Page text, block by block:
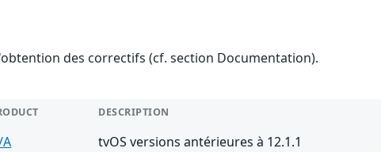
des correctifs (cf. section Documentation).
DESCRIPTION
tvOS versions antérieures à 12.1.1